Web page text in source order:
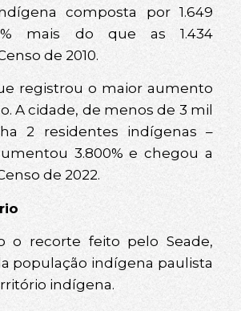
composta por 1.649
mais do que as 1.434
de 2010.
registrou o maior aumento
A cidade, de menos de 3 mil
2 residentes indígenas –
3.800% e chegou a
de 2022.
o recorte feito pelo Seade,
população indígena paulista
indígena.